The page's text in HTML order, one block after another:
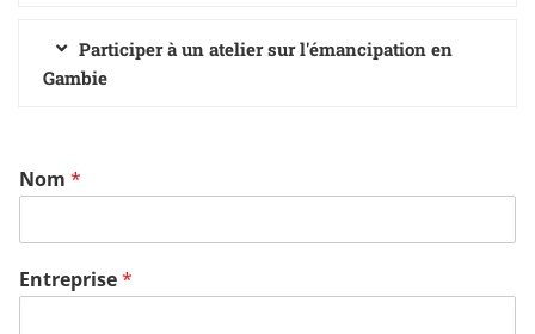
Participer à un atelier sur l'émancipation en
Gambie
Nom *
Entreprise*